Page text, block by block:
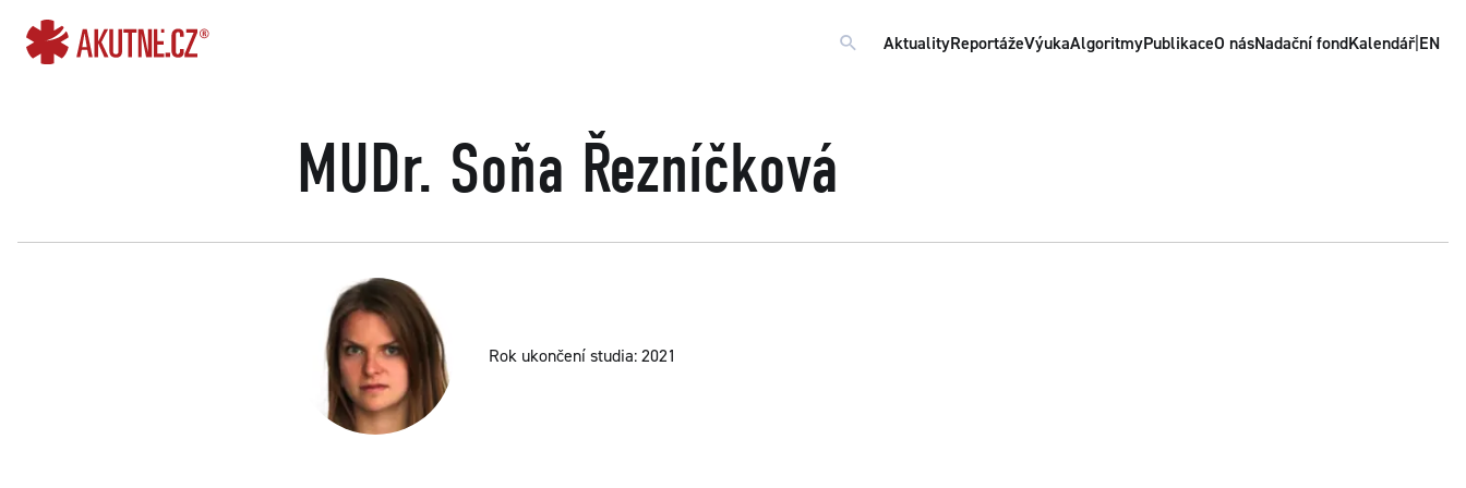
AktualityReportážeVýukaAlgoritmyPublikaceO násNadační fondKalendář|EN
MUDr. Soňa Řezníčková
Rok ukončení studia: 2021